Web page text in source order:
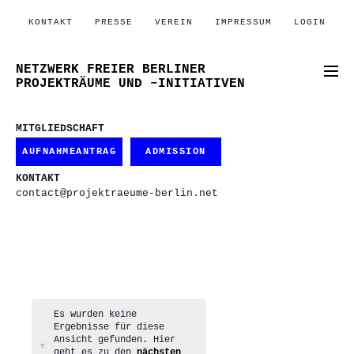
KONTAKT PRESSE VEREIN IMPRESSUM LOGIN
NETZWERK FREIER BERLINER
PROJEKTRÄUME UND –INITIATIVEN
MITGLIEDSCHAFT
AUFNAHMEANTRAG ADMISSION
KONTAKT
contact@projektraeume-berlin.net
Hinweis
Es wurden keine
Ergebnisse für diese
Ansicht gefunden. Hier